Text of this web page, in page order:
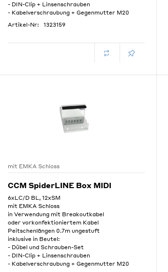
- DIN-Clip + Linsenschrauben
- Kabelverschraubung + Gegenmutter M20
Artikel-Nr:
1323159
mit EMKA Schloss
CCM SpiderLINE Box MIDI
6xLC/D BL, 12xSM
mit EMKA Schloss
in Verwendung mit Breakoutkabel
oder vorkonfektioniertem Kabel
Peitschenlängen 0.7m ungestuft
inklusive in Beutel:
- Dübel und Schrauben-Set
- DIN-Clip + Linsenschrauben
- Kabelverschraubung + Gegenmutter M20